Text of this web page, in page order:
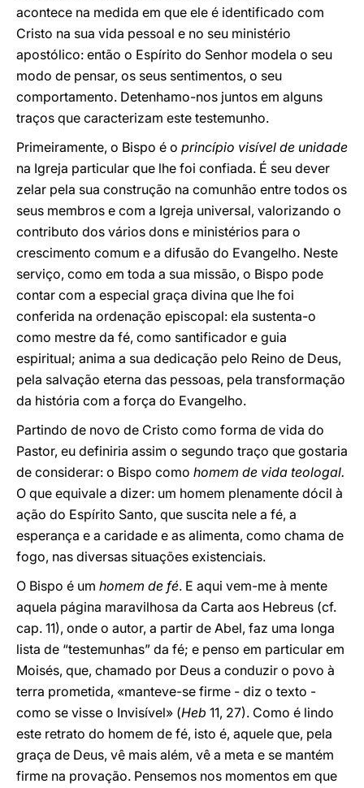
acontece na medida em que ele é identificado com
Cristo na sua vida pessoal e no seu ministério
apostólico: então o Espírito do Senhor modela o seu
modo de pensar, os seus sentimentos, o seu
comportamento. Detenhamo-nos juntos em alguns
traços que caracterizam este testemunho.
Primeiramente, o Bispo é o princípio visível de unidade
na Igreja particular que lhe foi confiada. É seu dever
zelar pela sua construção na comunhão entre todos os
seus membros e com a Igreja universal, valorizando o
contributo dos vários dons e ministérios para o
crescimento comum e a difusão do Evangelho. Neste
serviço, como em toda a sua missão, o Bispo pode
contar com a especial graça divina que lhe foi
conferida na ordenação episcopal: ela sustenta-o
como mestre da fé, como santificador e guia
espiritual; anima a sua dedicação pelo Reino de Deus,
pela salvação eterna das pessoas, pela transformação
da história com a força do Evangelho.
Partindo de novo de Cristo como forma de vida do
Pastor, eu definiria assim o segundo traço que gostaria
de considerar: o Bispo como homem de vida teologal.
O que equivale a dizer: um homem plenamente dócil à
ação do Espírito Santo, que suscita nele a fé, a
esperança e a caridade e as alimenta, como chama de
fogo, nas diversas situações existenciais.
O Bispo é um homem de fé. E aqui vem-me à mente
aquela página maravilhosa da Carta aos Hebreus (cf.
cap. 11), onde o autor, a partir de Abel, faz uma longa
lista de “testemunhas” da fé; e penso em particular em
Moisés, que, chamado por Deus a conduzir o povo à
terra prometida, «manteve-se firme - diz o texto -
como se visse o Invisível» (Heb 11, 27). Como é lindo
este retrato do homem de fé, isto é, aquele que, pela
graça de Deus, vê mais além, vê a meta e se mantém
firme na provação. Pensemos nos momentos em que